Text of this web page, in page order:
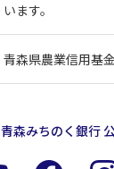
います。
青森県農業信用基
青森みちのく銀行